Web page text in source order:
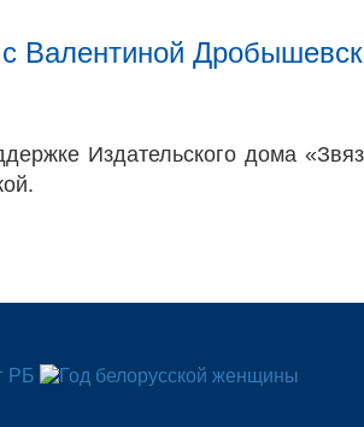
Валентиной
Издательского дома